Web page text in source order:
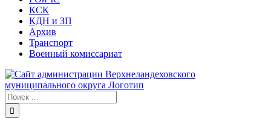
КСК
КДН и ЗП
Архив
Транспорт
Военный комиссариат
Результат
поиска: